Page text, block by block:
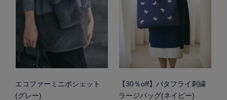
エコファーミニポシェット
(グレー)
【30％off】バタフライ刺繍
ラージバッグ(ネイビー)